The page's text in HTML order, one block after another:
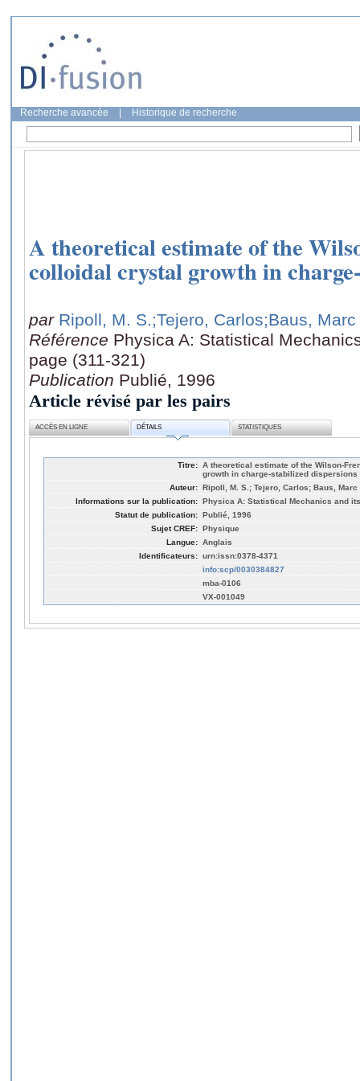
Recherche avancée Historique de recherche
A theoretical estimate of the
colloidal crystal growth in
par Ripoll, M. S.;Tejero, Carlos;Baus, Marc
Référence Physica A: Statistical
page (311-321)
Publication Publié, 1996
Article révisé par les pairs
ACCÈS EN LIGNE DÉTAILS STATISTIQUES
Titre: A theoretical estimate of the Wilson-
growth in charge-stabilized dispersions
Auteur: Ripoll, M. S.; Tejero, Carlos; Baus, Marc
Informations sur la publication: Physica A: Statistical Mechanics and
Statut de publication: Publié, 1996
Sujet CREF: Physique
Langue: Anglais
Identificateurs: urn:issn:0378-4371
info:scp/0030384827
mba-0106
VX-001049